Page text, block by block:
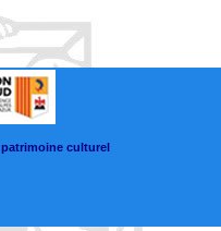
patrimoine culturel